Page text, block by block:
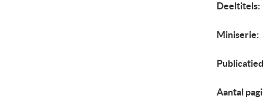
Deeltitels:
Miniserie:
Aantal